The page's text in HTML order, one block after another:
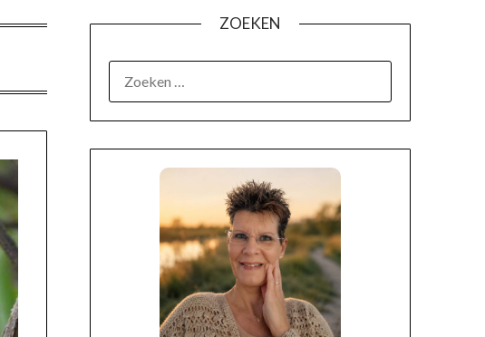
ZOEKEN
OVER MIJ